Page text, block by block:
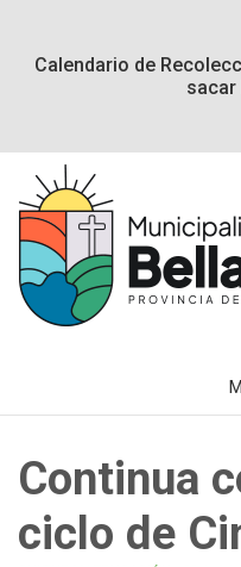
Calendario de
sacar
Continua
ciclo de